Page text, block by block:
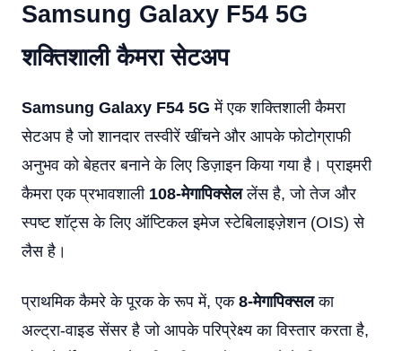
Samsung Galaxy F54 5G
शक्तिशाली कैमरा सेटअप
Samsung Galaxy F54 5G में एक शक्तिशाली कैमरा
सेटअप है जो शानदार तस्वीरें खींचने और आपके फोटोग्राफी
अनुभव को बेहतर बनाने के लिए डिज़ाइन किया गया है। प्राइमरी
कैमरा एक प्रभावशाली 108-मेगापिक्सेललेंस है, जो तेज और
स्पष्ट शॉट्स के लिए ऑप्टिकल इमेज स्टेबिलाइज़ेशन (OIS) से
लैस है।
प्राथमिक कैमरे के पूरक के रूप में, एक 8-मेगापिक्सलका
अल्ट्रा-वाइड सेंसर है जो आपके परिप्रेक्ष्य का विस्तार करता है,